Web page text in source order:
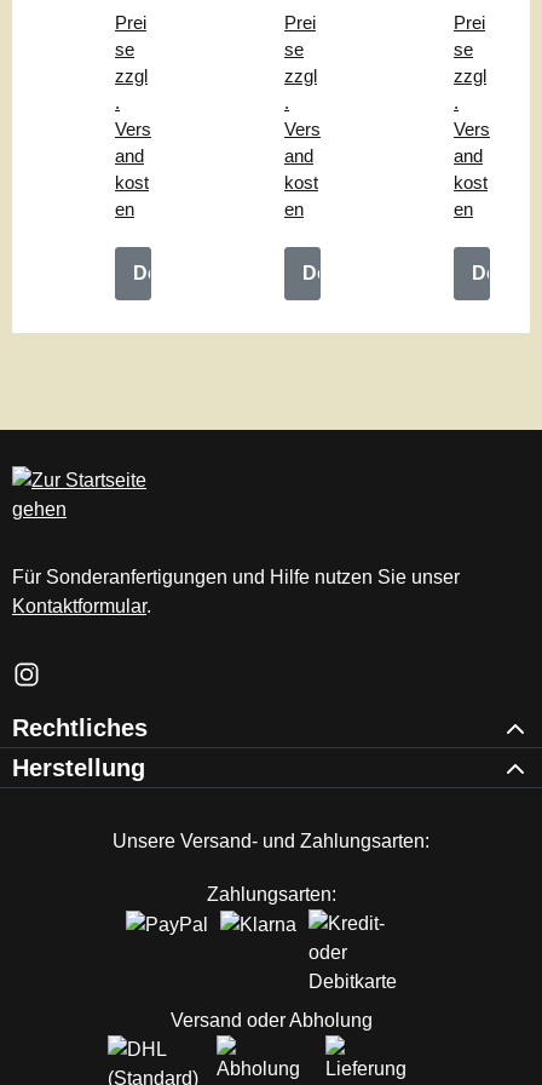
"
Prei
se
zzgl
.
Vers
and
kost
en
Details
hle
"
Prei
se
zzgl
.
Vers
and
kost
en
Details
ng
"
Prei
se
zzgl
.
Vers
and
kost
en
Details
Für Sonderanfertigungen und Hilfe nutzen Sie unser
Kontaktformular.
Schau auf Instagram vorbei – öffnet in neuem Tab (externer
Rechtliches
Herstellung
Unsere Versand- und Zahlungsarten:
Zahlungsarten:
Versand oder Abholung